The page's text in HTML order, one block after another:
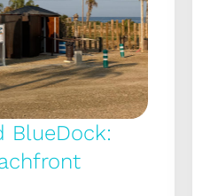
BlueDock: